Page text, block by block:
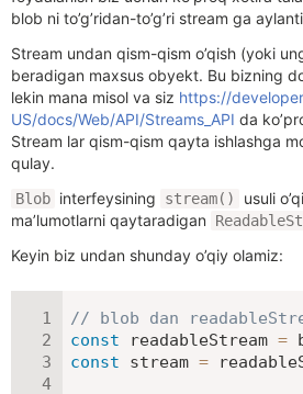
blob ni to’g’ridan-to’g’ri stream ga
Stream undan qism-qism o’qish (yoki
beradigan maxsus obyekt. Bu bizning
lekin mana misol va siz https://
US/docs/Web/API/Streams_API da
Stream lar qism-qism qayta ishlashga
qulay.
Blob interfeysining stream() usuli
ma’lumotlarni qaytaradigan
Keyin biz undan shunday o’qiy olamiz:
// blob dan
const readableStream =
const stream =